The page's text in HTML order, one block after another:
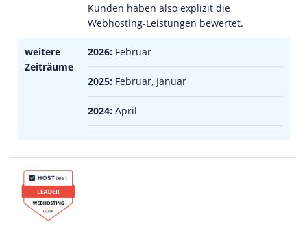
Kunden haben also explizit die
Webhosting-Leistungen bewertet.
weitere
Zeiträume
2026: Februar
2025: Februar, Januar
2024: April